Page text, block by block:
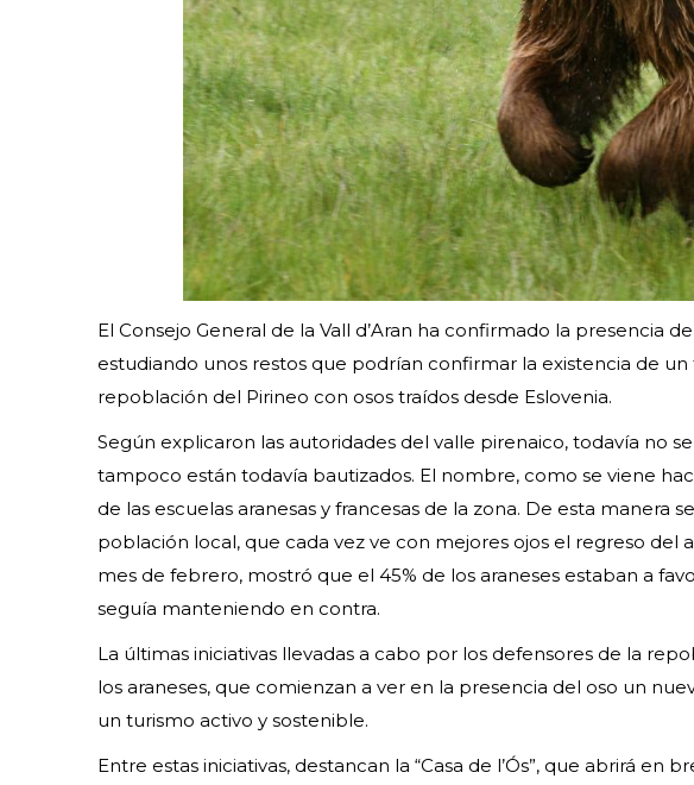
El Consejo General de la Vall d’Aran ha confirmado la presencia
estudiando unos restos que podrían confirmar la existencia de
repoblación del Pirineo con osos traídos desde Eslovenia.
Según explicaron las autoridades del valle pirenaico, todavía no
tampoco están todavía bautizados. El nombre, como se viene
de las escuelas aranesas y francesas de la zona. De esta manera
población local, que cada vez ve con mejores ojos el regreso del
mes de febrero, mostró que el 45% de los araneses estaban a
seguía manteniendo en contra.
La últimas iniciativas llevadas a cabo por los defensores de la
los araneses, que comienzan a ver en la presencia del oso un
un turismo activo y sostenible.
Entre estas iniciativas, destancan la “Casa de l’Ós”, que abrirá en